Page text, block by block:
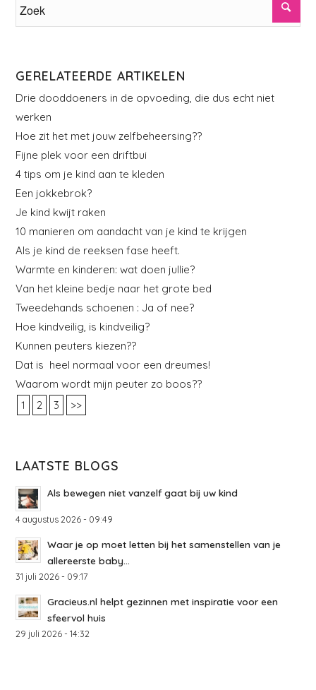
GERELATEERDE ARTIKELEN
Drie dooddoeners in de opvoeding, die dus echt niet
werken
Hoe zit het met jouw zelfbeheersing??
Fijne plek voor een driftbui
4 tips om je kind aan te kleden
Een jokkebrok?
Je kind kwijt raken
10 manieren om aandacht van je kind te krijgen
Als je kind de reeksen fase heeft.
Warmte en kinderen: wat doen jullie?
Van het kleine bedje naar het grote bed
Tweedehands schoenen : Ja of nee?
Hoe kindveilig, is kindveilig?
Kunnen peuters kiezen??
Dat is heel normaal voor een dreumes!
Waarom wordt mijn peuter zo boos??
1
2 3 >>
LAATSTE BLOGS
Als bewegen niet vanzelf gaat bij uw kind
4 augustus 2026 - 09:49
Waar je op moet letten bij het samenstellen van je
allereerste baby...
31 juli 2026 - 09:17
Gracieus.nl helpt gezinnen met inspiratie voor een
sfeervol huis
29 juli 2026 - 14:32